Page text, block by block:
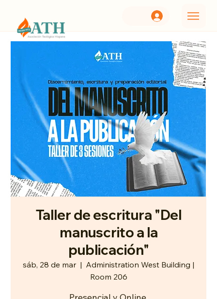
Taller de escritura "Del
manuscrito a la
publicación"
sáb, 28 de mar
  |
Administration West Building |
Room 206